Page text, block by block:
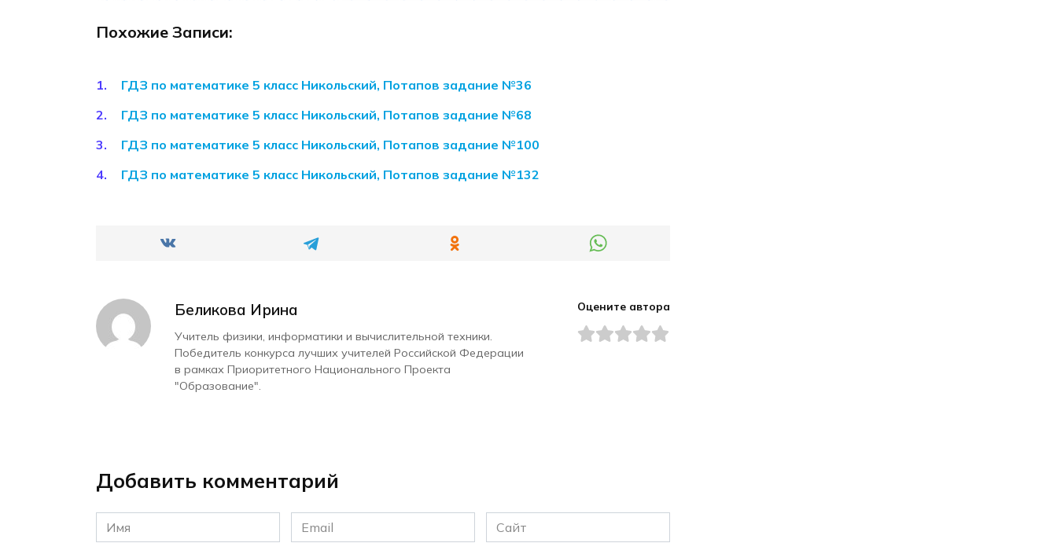
Похожие Записи:
ГДЗ по математике 5 класс Никольский, Потапов задание №36
ГДЗ по математике 5 класс Никольский, Потапов задание №68
ГДЗ по математике 5 класс Никольский, Потапов задание №100
ГДЗ по математике 5 класс Никольский, Потапов задание №132
Беликова Ирина
Учитель физики, информатики и вычислительной техники.
Победитель конкурса лучших учителей Российской Федерации
в рамках Приоритетного Национального Проекта
"Образование".
Оцените автора
Добавить комментарий
Имя
*
Email
*
Сайт